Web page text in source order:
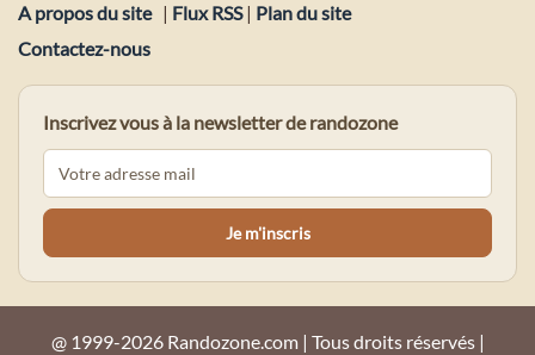
A propos du site | Flux RSS| Plan du site
Contactez-nous
Inscrivez vous à la newsletter de randozone
@ 1999-2026 Randozone.com | Tous droits réservés |